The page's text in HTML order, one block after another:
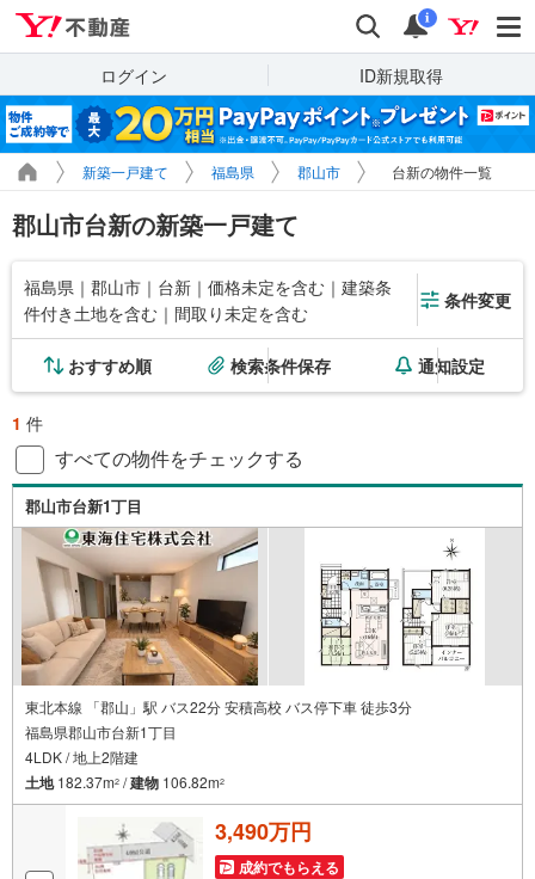
検索 通知
i
ログイン ID新規取得
新築一戸建て 福島県 郡山市 台新の物件一覧
郡山市台新の新築一戸建て
福島県｜郡山市｜台新｜価格未定を含む｜建築条
件付き土地を含む｜間取り未定を含む
条件変更
おすすめ順 検索条件保存 通知設定
1 件
すべての物件をチェックする
郡山市台新1丁目
東北本線 「郡山」駅 バス22分 安積高校 バス停下車 徒歩3分
福島県郡山市台新1丁目
4LDK / 地上2階建
土地182.37m2 /建物 106.82m2
3,490万円
成約でもらえる